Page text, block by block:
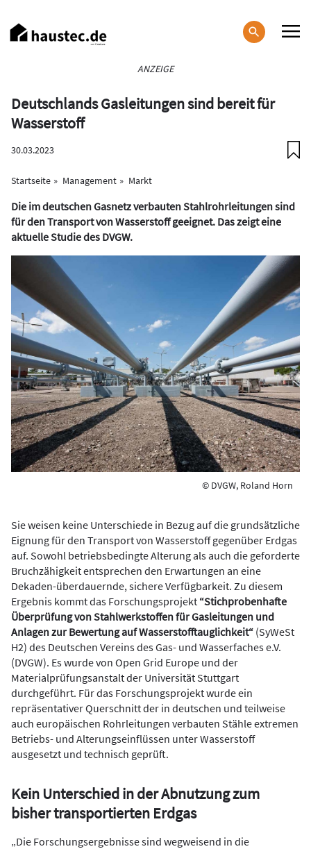
zum
Inhalt
ANZEIGE
Deutschlands Gasleitungen sind bereit für
Wasserstoff
30.03.2023
Startseite Management Markt
Die im deutschen Gasnetz verbauten Stahlrohrleitungen sind
für den Transport von Wasserstoff geeignet. Das zeigt eine
aktuelle Studie des DVGW.
© DVGW, Roland Horn
Sie weisen keine Unterschiede in Bezug auf die grundsätzliche
Eignung für den Transport von Wasserstoff gegenüber Erdgas
auf. Sowohl betriebsbedingte Alterung als auch die geforderte
Bruchzähigkeit entsprechen den Erwartungen an eine
Dekaden-überdauernde, sichere Verfügbarkeit. Zu diesem
Ergebnis kommt das Forschungsprojekt “Stichprobenhafte
Überprüfung von Stahlwerkstoffen für Gasleitungen und
Anlagen zur Bewertung auf Wasserstofftauglichkeit“ (SyWeSt
H2) des Deutschen Vereins des Gas- und Wasserfaches e.V.
(DVGW). Es wurde von Open Grid Europe und der
Materialprüfungsanstalt der Universität Stuttgart
durchgeführt. Für das Forschungsprojekt wurde ein
repräsentativer Querschnitt der in deutschen und teilweise
auch europäischen Rohrleitungen verbauten Stähle extremen
Betriebs- und Alterungseinflüssen unter Wasserstoff
ausgesetzt und technisch geprüft.
Kein Unterschied in der Abnutzung zum
bisher transportierten Erdgas
„Die Forschungsergebnisse sind wegweisend in die